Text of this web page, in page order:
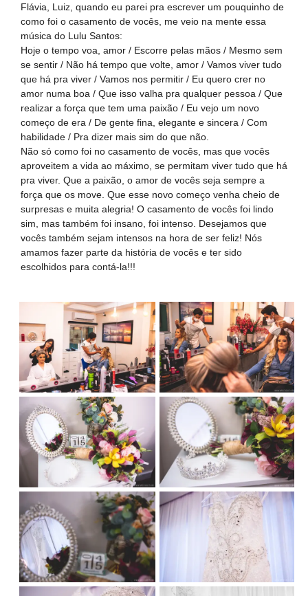
Flávia, Luiz, quando eu parei pra escrever um pouquinho de
como foi o casamento de vocês, me veio na mente essa
música do Lulu Santos:
Hoje o tempo voa, amor / Escorre pelas mãos / Mesmo sem
se sentir / Não há tempo que volte, amor / Vamos viver tudo
que há pra viver / Vamos nos permitir / Eu quero crer no
amor numa boa / Que isso valha pra qualquer pessoa / Que
realizar a força que tem uma paixão / Eu vejo um novo
começo de era / De gente fina, elegante e sincera / Com
habilidade / Pra dizer mais sim do que não.
Não só como foi no casamento de vocês, mas que vocês
aproveitem a vida ao máximo, se permitam viver tudo que há
pra viver. Que a paixão, o amor de vocês seja sempre a
força que os move. Que esse novo começo venha cheio de
surpresas e muita alegria! O casamento de vocês foi lindo
sim, mas também foi insano, foi intenso. Desejamos que
vocês também sejam intensos na hora de ser feliz! Nós
amamos fazer parte da história de vocês e ter sido
escolhidos para contá-la!!!